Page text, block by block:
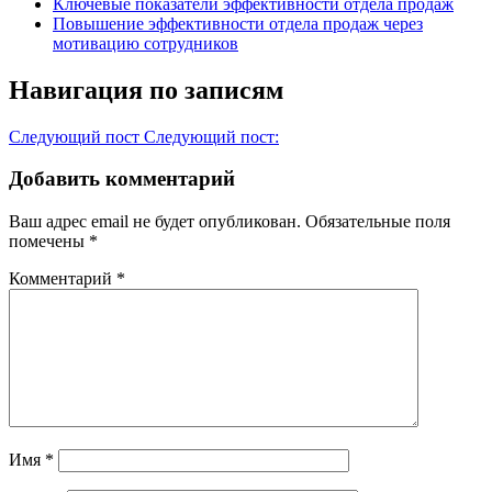
Повышение эффективности отдела продаж через
мотивацию сотрудников
Навигация по записям
Следующий пост Следующий пост:
Добавить комментарий
Ваш адрес email не будет опубликован. Обязательные поля
помечены *
Комментарий *
Имя *